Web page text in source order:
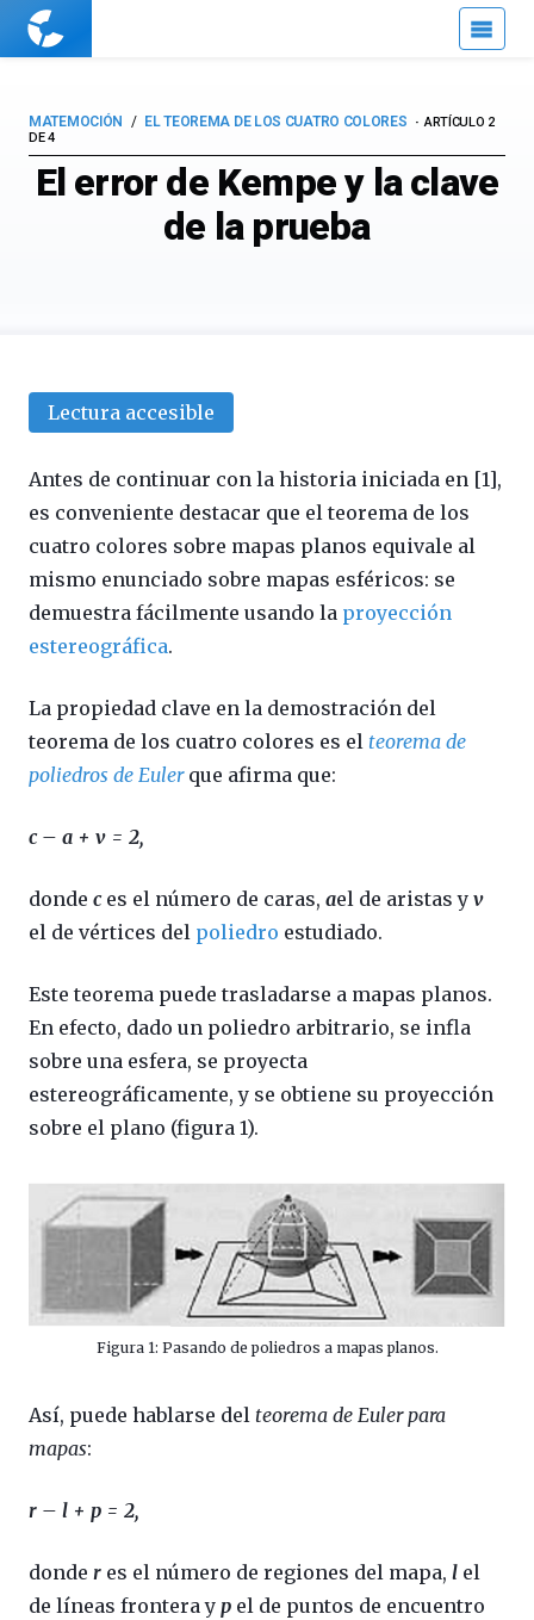
Cuaderno
El error de Kempe y la clave
de la prueba
MATEMOCIÓN EL TEOREMA DE LOS CUATRO COLORES
ARTÍCULO 2
DE 4
Lectura accesible
Antes de continuar con la historia iniciada en [1],
es conveniente destacar que el teorema de los
cuatro colores sobre mapas planos equivale al
mismo enunciado sobre mapas esféricos: se
demuestra fácilmente usando la proyección
estereográfica.
La propiedad clave en la demostración del
teorema de los cuatro colores es el teorema de
poliedros de Eulerque afirma que:
c – a + v = 2,
donde ces el número de caras, ael de aristas y v
el de vértices del poliedro estudiado.
Este teorema puede trasladarse a mapas planos.
En efecto, dado un poliedro arbitrario, se infla
sobre una esfera, se proyecta
estereográficamente, y se obtiene su proyección
sobre el plano (figura 1).
Figura 1: Pasando de poliedros a mapas planos.
Así, puede hablarse del teorema de Euler para
mapas:
r – l + p = 2,
donde r es el número de regiones del mapa, l el
de líneas frontera y p el de puntos de encuentro